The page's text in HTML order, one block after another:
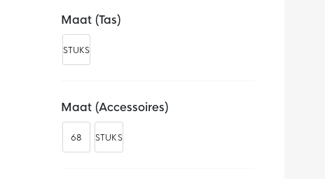
Maat (tas)
STUKS
Maat (accessoires)
68 STUKS